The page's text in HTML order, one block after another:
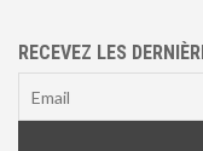
RECEVEZ LES